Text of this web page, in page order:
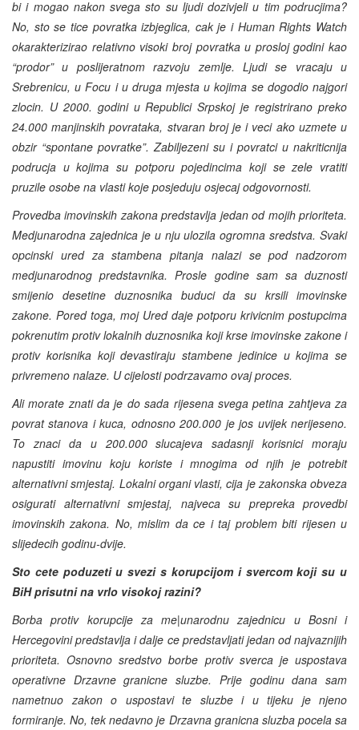
bi i mogao nakon svega sto su ljudi dozivjeli u tim podrucjima?
No, sto se tice povratka izbjeglica, cak je i Human Rights Watch
okarakterizirao relativno visoki broj povratka u prosloj godini kao
“prodor” u poslijeratnom razvoju zemlje. Ljudi se vracaju u
Srebrenicu, u Focu i u druga mjesta u kojima se dogodio najgori
zlocin. U 2000. godini u Republici Srpskoj je registrirano preko
24.000 manjinskih povrataka, stvaran broj je i veci ako uzmete u
obzir “spontane povratke”. Zabiljezeni su i povratci u nakriticnija
podrucja u kojima su potporu pojedincima koji se zele vratiti
pruzile osobe na vlasti koje posjeduju osjecaj odgovornosti.
Provedba imovinskih zakona predstavlja jedan od mojih prioriteta.
Medjunarodna zajednica je u nju ulozila ogromna sredstva. Svaki
opcinski ured za stambena pitanja nalazi se pod nadzorom
medjunarodnog predstavnika. Prosle godine sam sa duznosti
smijenio desetine duznosnika buduci da su krsili imovinske
zakone. Pored toga, moj Ured daje potporu krivicnim postupcima
pokrenutim protiv lokalnih duznosnika koji krse imovinske zakone i
protiv korisnika koji devastiraju stambene jedinice u kojima se
privremeno nalaze. U cijelosti podrzavamo ovaj proces.
Ali morate znati da je do sada rijesena svega petina zahtjeva za
povrat stanova i kuca, odnosno 200.000 je jos uvijek nerijeseno.
To znaci da u 200.000 slucajeva sadasnji korisnici moraju
napustiti imovinu koju koriste i mnogima od njih je potrebit
alternativni smjestaj. Lokalni organi vlasti, cija je zakonska obveza
osigurati alternativni smjestaj, najveca su prepreka provedbi
imovinskih zakona. No, mislim da ce i taj problem biti rijesen u
slijedecih godinu-dvije.
Sto cete poduzeti u svezi s korupcijom i svercom koji su u
BiH prisutni na vrlo visokoj razini?
Borba protiv korupcije za me|unarodnu zajednicu u Bosni i
Hercegovini predstavlja i dalje ce predstavljati jedan od najvaznijih
prioriteta. Osnovno sredstvo borbe protiv sverca je uspostava
operativne Drzavne granicne sluzbe. Prije godinu dana sam
nametnuo zakon o uspostavi te sluzbe i u tijeku je njeno
formiranje. No, tek nedavno je Drzavna granicna sluzba pocela sa